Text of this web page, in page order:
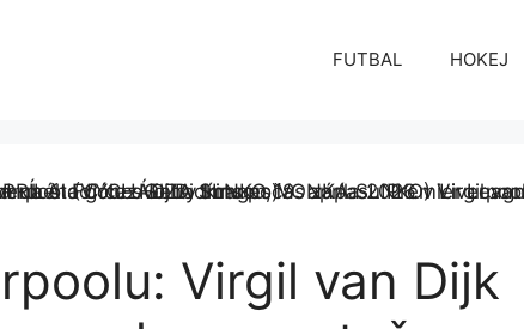
FUTBAL HOKEJ
Virgil van Dijk